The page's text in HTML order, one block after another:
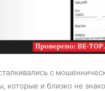
с
которые и близко не